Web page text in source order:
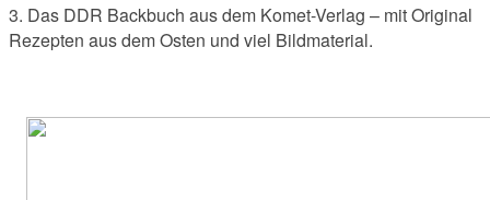
3. Das DDR Backbuch aus dem Komet-Verlag – mit Original
Rezepten aus dem Osten und viel Bildmaterial.